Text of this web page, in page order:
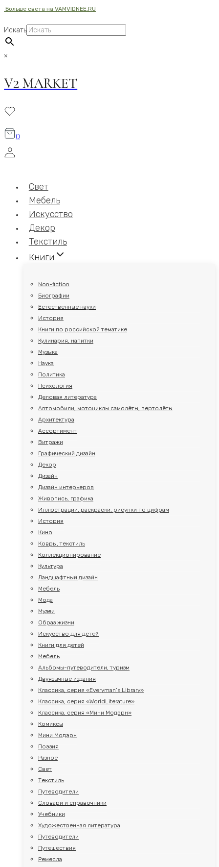
Перейти
содержимому
Больше света на VAMVIDNEE.RU
Искать
×
V2 MARKET
0
Свет
Мебель
Искусство
Декор
Текстиль
Книги
Non-fiction
Биографии
Естественные науки
История
Книги по российской тематике
Кулинария, напитки
Музыка
Наука
Политика
Психология
Деловая литература
Автомобили, мотоциклы самолёты, вертолёты
Архитектура
Ассортимент
Витражи
Графический дизайн
Декор
Дизайн
Дизайн интерьеров
Живопись, графика
Иллюстрации, раскраски, рисунки по цифрам
История
Кино
Ковры, текстиль
Коллекционирование
Культура
Ландшафтный дизайн
Мебель
Мода
Музеи
Образ жизни
Искусство для детей
Книги для детей
Мебель
Альбомы-путеводители, туризм
Двуязычные издания
Классика, серия «Everyman’s Library»
Классика, серия «WorldLiterature»
Классика, серия «Мини Модэрн»
Комиксы
Мини Модэрн
Поэзия
Разное
Свет
Текстиль
Путеводители
Словари и справочники
Учебники
Художественная литература
Путеводители
Путешествия
Ремесла